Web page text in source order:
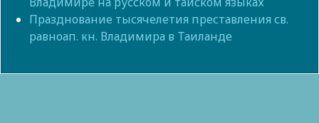
Празднование тысячелетия преставления св.
равноап. кн. Владимира в Таиланде